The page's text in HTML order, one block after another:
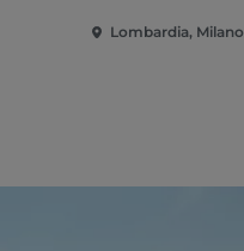
Lombardia, Milano